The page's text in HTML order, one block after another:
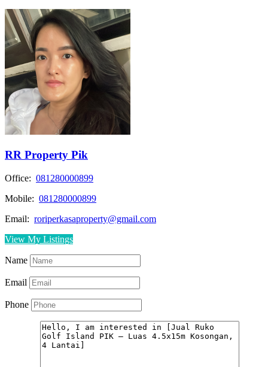
RR Property Pik
Office: 081280000899
Mobile: 081280000899
Email: roriperkasaproperty@gmail.com
View My Listings
Name
Email
Phone